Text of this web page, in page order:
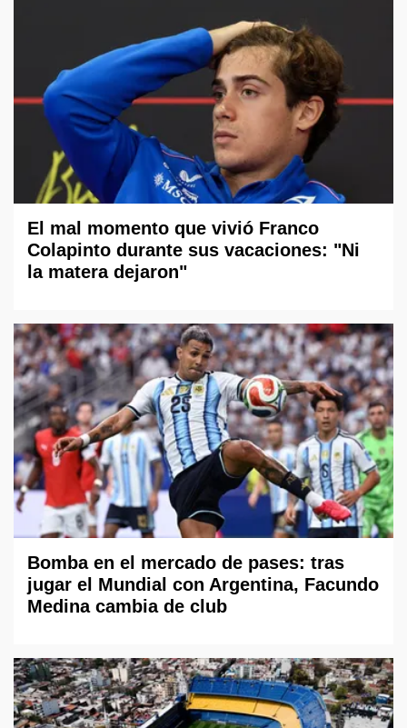
El mal momento que vivió Franco
Colapinto durante sus vacaciones: "Ni
la matera dejaron"
Bomba en el mercado de pases: tras
jugar el Mundial con Argentina, Facundo
Medina cambia de club